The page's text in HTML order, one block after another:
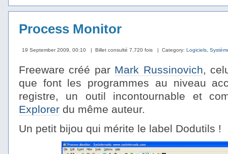
Process Monitor
19 September 2009, 00:10 | Billet consulté 7,720 fois | Category: Logiciels
Freeware créé par Mark Russinovich,
que font les programmes au niveau
registre, un outil incontournable et
Explorer du même auteur.
Un petit bijou qui mérite le label Dodutils !